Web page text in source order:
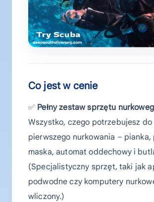
Co jest w cenie
✅ Pełny zestaw sprzętu
Wszystko, czego potrzebujesz do
pierwszego nurkowania – pianka,
maska, automat oddechowy i
(Specjalistyczny sprzęt, taki jak
podwodne czy komputery
wliczony.)